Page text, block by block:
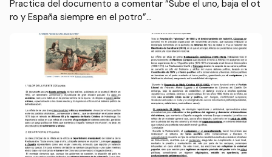
Practica del documento a comentar “Sube el uno, baja el ot
ro y España siempre en el potro”
Perfectamente resumida( tengo un 10 en historia de españ
a de bachillerato y un 9,5 en la PAU)